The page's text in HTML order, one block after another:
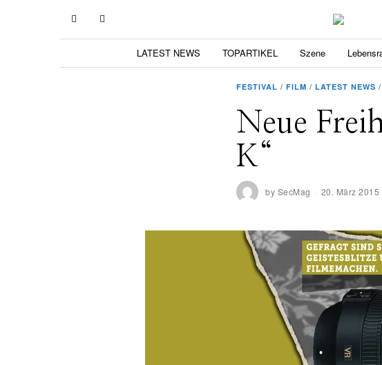
LATEST NEWS TOPARTIKEL Szene
FESTIVAL / FILM / LATEST NEWS /
Neue
K“
by SecMag 20. März 2015